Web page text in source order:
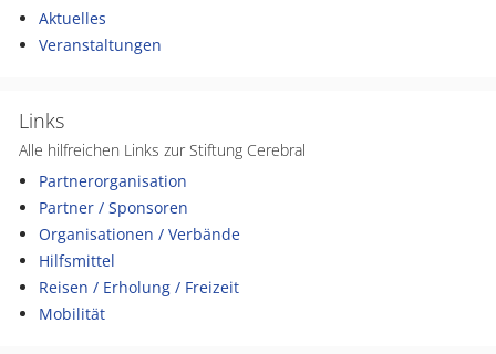
Aktuelles
Veranstaltungen
Links
Alle hilfreichen Links zur Stiftung Cerebral
Partnerorganisation
Partner / Sponsoren
Organisationen / Verbände
Hilfsmittel
Reisen / Erholung / Freizeit
Mobilität